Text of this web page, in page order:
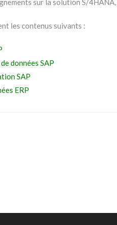
les contenus suivants :
données SAP
SAP
ERP